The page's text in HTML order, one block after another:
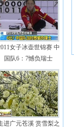
女子冰壶世锦赛 中
国队6：7憾负瑞士
进广元苍溪 赏雪梨之